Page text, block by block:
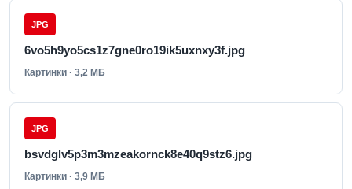
JPG
6vo5h9yo5cs1z7gne0ro19ik5uxnxy3f.jpg
Картинки · 3,2 МБ
JPG
bsvdglv5p3m3mzeakornck8e40q9stz6.jpg
Картинки · 3,9 МБ